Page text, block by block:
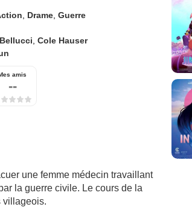
Drame, Guerre
Cole Hauser
amis
--
une femme médecin travaillant
la guerre civile. Le cours de la
villageois.